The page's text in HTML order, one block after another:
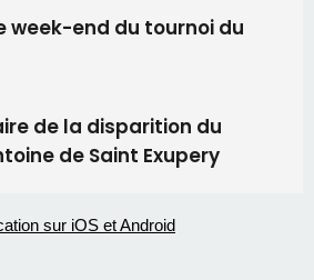
Argentin au stade de San
la Sainte-Marie et
end du tournoi du